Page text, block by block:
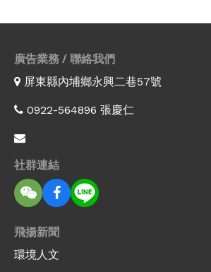
廣告業務 / 聯絡我們
屏東縣內埔鄉永興二巷57號
0922-564896 張慶仁
社群連結
飛揚新聞
環境人文